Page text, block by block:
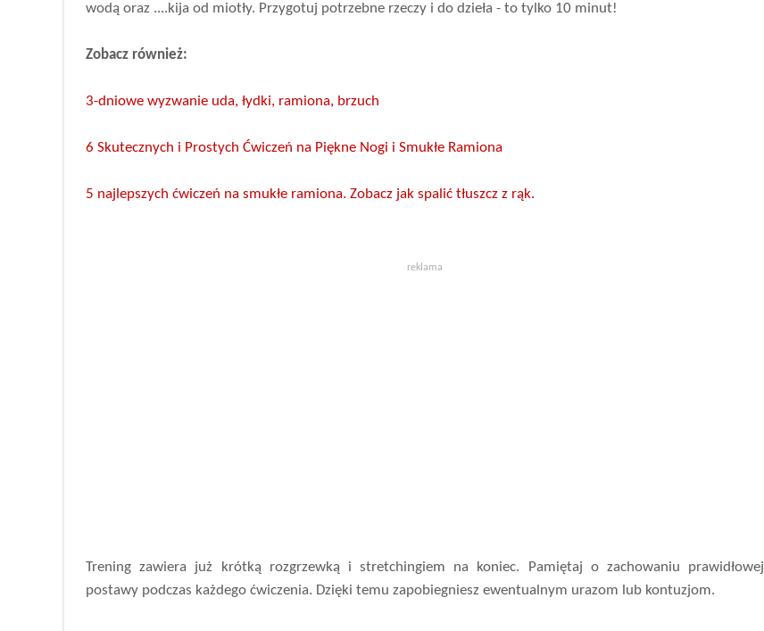
wodą oraz ....kija od miotły. Przygotuj potrzebne rzeczy i do dzieła - to tylko 10 minut!
Zobacz również:
3-dniowe wyzwanie uda, łydki, ramiona, brzuch
6 Skutecznych i Prostych Ćwiczeń na Piękne Nogi i Smukłe Ramiona
5 najlepszych ćwiczeń na smukłe ramiona. Zobacz jak spalić tłuszcz z rąk.
reklama
Trening zawiera już krótką rozgrzewką i stretchingiem na koniec. Pamiętaj o zachowaniu prawidłowej
postawy podczas każdego ćwiczenia. Dzięki temu zapobiegniesz ewentualnym urazom lub kontuzjom.